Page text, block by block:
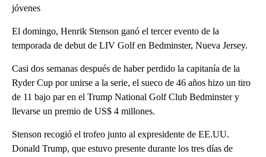
jóvenes
El domingo, Henrik Stenson ganó el tercer evento de la
temporada de debut de LIV Golf en Bedminster, Nueva Jersey.
Casi dos semanas después de haber perdido la capitanía de la
Ryder Cup por unirse a la serie, el sueco de 46 años hizo un tiro
de 11 bajo par en el Trump National Golf Club Bedminster y
llevarse un premio de US$ 4 millones.
Stenson recogió el trofeo junto al expresidente de EE.UU.
Donald Trump, que estuvo presente durante los tres días de